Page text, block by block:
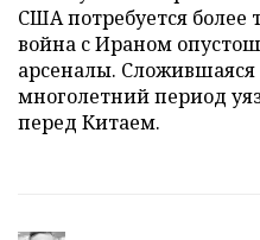
США потребуется более
война с Ираном
арсеналы. Сложившаяся
многолетний период
перед Китаем.